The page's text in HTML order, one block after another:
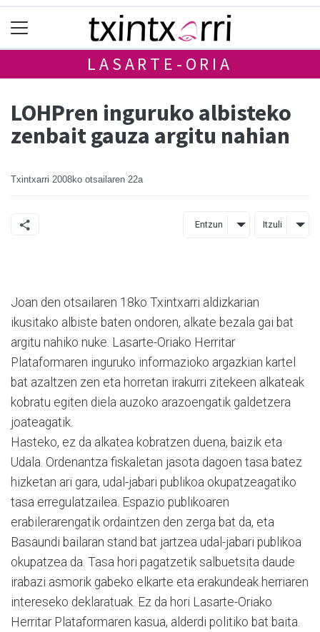
LASARTE-ORIA
LOHPren inguruko albisteko
zenbait gauza argitu nahian
Txintxarri 2008ko otsailaren 22a
Entzun Itzuli
Joan den otsailaren 18ko Txintxarri aldizkarian
ikusitako albiste baten ondoren, alkate bezala gai bat
argitu nahiko nuke. Lasarte-Oriako Herritar
Plataformaren inguruko informazioko argazkian kartel
bat azaltzen zen eta horretan irakurri zitekeen alkateak
kobratu egiten diela auzoko arazoengatik galdetzera
joateagatik.
Hasteko, ez da alkatea kobratzen duena, baizik eta
Udala. Ordenantza fiskaletan jasota dagoen tasa batez
hizketan ari gara, udal-jabari publikoa okupatzeagatiko
tasa erregulatzailea. Espazio publikoaren
erabilerarengatik ordaintzen den zerga bat da, eta
Basaundi bailaran stand bat jartzea udal-jabari publikoa
okupatzea da. Tasa hori pagatzetik salbuetsita daude
irabazi asmorik gabeko elkarte eta erakundeak herriaren
intereseko deklaratuak. Ez da hori Lasarte-Oriako
Herritar Plataformaren kasua, alderdi politiko bat baita.